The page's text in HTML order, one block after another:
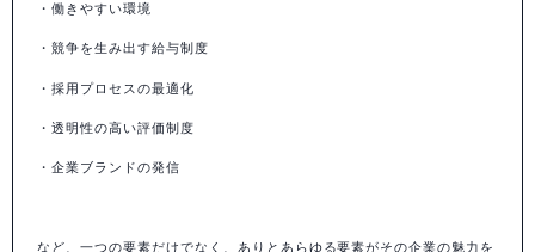
・働きやすい環境
・競争を生み出す給与制度
・採用プロセスの最適化
・透明性の高い評価制度
・企業ブランドの発信
など、一つの要素だけでなく、ありとあらゆる要素がその企業の魅力を